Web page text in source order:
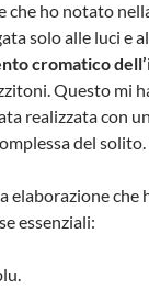
che ho notato
solo alle luci e
cromatico
Questo mi
realizzata con
del solito.
elaborazione che
essenziali: